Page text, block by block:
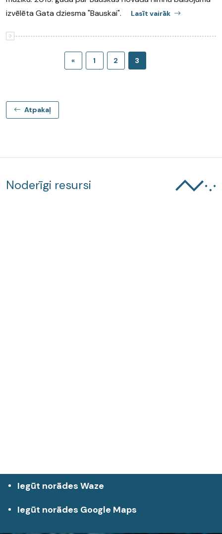
izvēlēta Gata dziesma "Bauskai".
Lasīt vairāk
« 1 2 3
Atpakaļ
Noderīgi resursi
Iegūt norādes Waze
Iegūt norādes Google Maps